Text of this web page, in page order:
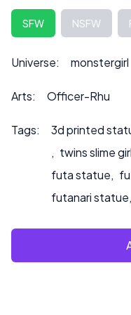
L’altezza può essere
può anche influire sul
Contattateci
per richieste di
dipingiamo il prodotto.
SFW NSFW
Universe: monstergirl
Arts: Officer-Rhu
Tags: 3d printed
, twins slime
futa statue,
futanari statue,